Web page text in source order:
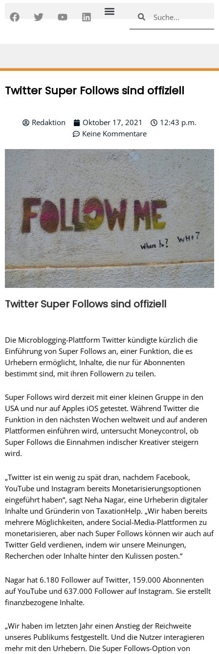
Inhalt
F
a
o
T
w
r
Y
o
e
L
i
i
Twitter Super Follows sind offiziell
Redaktion Oktober 17, 2021
12:43 p.m.
Keine Kommentare
Twitter Super Follows sind offiziell
Die Microblogging-Plattform Twitter kündigte kürzlich die
Einführung von Super Follows an, einer Funktion, die es
Urhebern ermöglicht, Inhalte, die nur für Abonnenten
bestimmt sind, mit ihren Followern zu teilen.
Super Follows wird derzeit mit einer kleinen Gruppe in den
USA und nur auf Apples iOS getestet. Während Twitter die
Funktion in den nächsten Wochen weltweit und auf anderen
Plattformen einführen wird, untersucht Moneycontrol, ob
Super Follows die Einnahmen indischer Kreativer steigern
wird.
„Twitter ist ein wenig zu spät dran, nachdem Facebook,
YouTube und Instagram bereits Monetarisierungsoptionen
eingeführt haben“, sagt Neha Nagar, eine Urheberin digitaler
Inhalte und Gründerin von TaxationHelp. „Wir haben bereits
mehrere Möglichkeiten, andere Social-Media-Plattformen zu
monetarisieren, aber nach Super Follows können wir auch auf
Twitter Geld verdienen, indem wir unsere Meinungen,
Recherchen oder Inhalte hinter den Kulissen posten.“
Nagar hat 6.180 Follower auf Twitter, 159.000 Abonnenten
auf YouTube und 637.000 Follower auf Instagram. Sie erstellt
finanzbezogene Inhalte.
„Wir haben im letzten Jahr einen Anstieg der Reichweite
unseres Publikums festgestellt. Und die Nutzer interagieren
mehr mit den Urhebern. Die Super Follows-Option von